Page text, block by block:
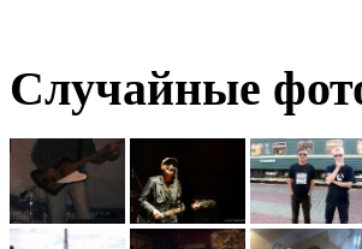
Случайные